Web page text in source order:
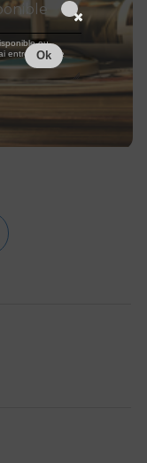
ou
entre la fin de
Ok